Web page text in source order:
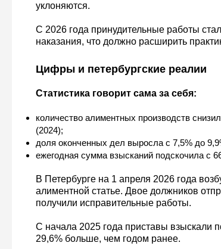
уклоняются.
С 2026 года принудительные работы
наказания, что должно расширить
Цифры и петербургские реалии
Статистика говорит сама за себя:
количество алиментных производств
(2024);
доля оконченных дел выросла с 7,5% до
ежегодная сумма взысканий подскочила с
В Петербурге на 1 апреля 2026 года
алиментной статье. Двое должников
получили исправительные работы.
С начала 2025 года приставы взыскали
29,6% больше, чем годом ранее.